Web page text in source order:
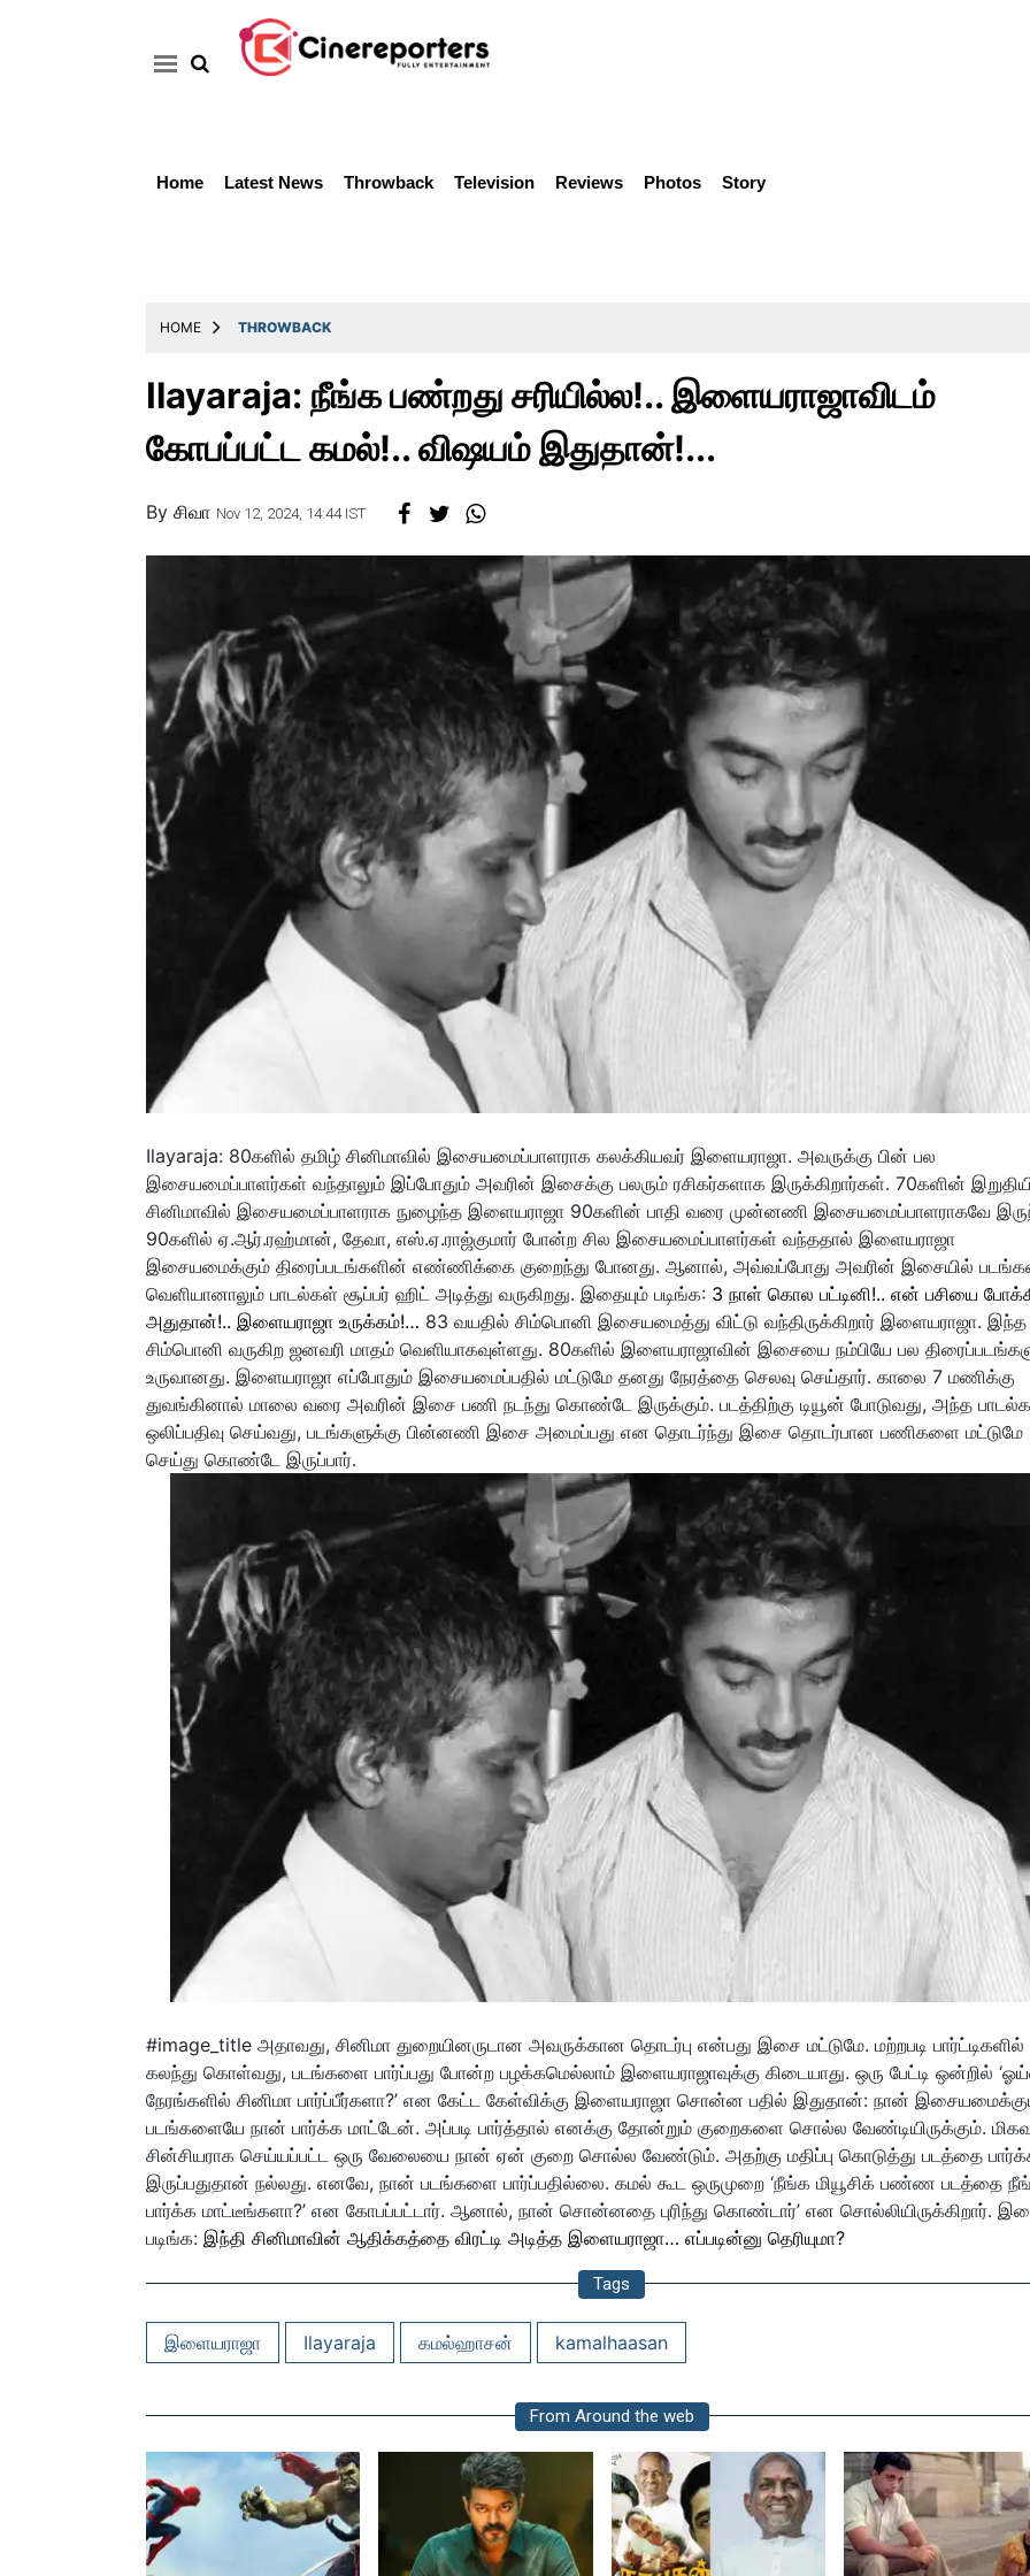
Home Latest News Throwback Television Reviews Photos Story
HOME THROWBACK
Ilayaraja: நீங்க பண்றது சரியில்ல!.. இளையராஜாவிடம்
கோபப்பட்ட கமல்!.. விஷயம் இதுதான்!...
By சிவா Nov 12, 2024, 14:44 IST
Ilayaraja: 80களில் தமிழ் சினிமாவில் இசையமைப்பாளராக கலக்கியவர் இளையராஜா. அவருக்கு பின் பல
இசையமைப்பாளர்கள் வந்தாலும் இப்போதும் அவரின் இசைக்கு பலரும் ரசிகர்களாக இருக்கிறார்கள். 70களின்
சினிமாவில் இசையமைப்பாளராக நுழைந்த இளையராஜா 90களின் பாதி வரை முன்னணி இசையமைப்பாளராகவே
90களில் ஏ.ஆர்.ரஹ்மான், தேவா, எஸ்.ஏ.ராஜ்குமார் போன்ற சில இசையமைப்பாளர்கள் வந்ததால் இளையராஜா
இசையமைக்கும் திரைப்படங்களின் எண்ணிக்கை குறைந்து போனது. ஆனால், அவ்வப்போது அவரின் இசையில்
வெளியானாலும் பாடல்கள் சூப்பர் ஹிட் அடித்து வருகிறது. இதையும் படிங்க: 3 நாள் கொல பட்டினி!.. என் பசியை
அதுதான்!.. இளையராஜா உருக்கம்!… 83 வயதில் சிம்பொனி இசையமைத்து விட்டு வந்திருக்கிறார் இளையராஜா. இந்த
சிம்பொனி வருகிற ஜனவரி மாதம் வெளியாகவுள்ளது. 80களில் இளையராஜாவின் இசையை நம்பியே பல
உருவானது. இளையராஜா எப்போதும் இசையமைப்பதில் மட்டுமே தனது நேரத்தை செலவு செய்தார். காலை 7 மணிக்கு
துவங்கினால் மாலை வரை அவரின் இசை பணி நடந்து கொண்டே இருக்கும். படத்திற்கு டியூன் போடுவது, அந்த
ஒலிப்பதிவு செய்வது, படங்களுக்கு பின்னணி இசை அமைப்பது என தொடர்ந்து இசை தொடர்பான பணிகளை மட்டுமே
செய்து கொண்டே இருப்பார்.
#image_title அதாவது, சினிமா துறையினருடான அவருக்கான தொடர்பு என்பது இசை மட்டுமே. மற்றபடி பார்ட்டிகளில்
கலந்து கொள்வது, படங்களை பார்ப்பது போன்ற பழக்கமெல்லாம் இளையராஜாவுக்கு கிடையாது. ஒரு பேட்டி ஒன்றில்
நேரங்களில் சினிமா பார்ப்பீர்களா?’ என கேட்ட கேள்விக்கு இளையராஜா சொன்ன பதில் இதுதான்: நான்
படங்களையே நான் பார்க்க மாட்டேன். அப்படி பார்த்தால் எனக்கு தோன்றும் குறைகளை சொல்ல வேண்டியிருக்கும்.
சின்சியராக செய்யப்பட்ட ஒரு வேலையை நான் ஏன் குறை சொல்ல வேண்டும். அதற்கு மதிப்பு கொடுத்து படத்தை
இருப்பதுதான் நல்லது. எனவே, நான் படங்களை பார்ப்பதில்லை. கமல் கூட ஒருமுறை ‘நீங்க மியூசிக் பண்ண படத்தை
பார்க்க மாட்டீங்களா?’ என கோபப்பட்டார். ஆனால், நான் சொன்னதை புரிந்து கொண்டார்’ என சொல்லியிருக்கிறார்.
படிங்க: இந்தி சினிமாவின் ஆதிக்கத்தை விரட்டி அடித்த இளையராஜா… எப்படின்னு தெரியுமா?
Tags
இளையராஜா Ilayaraja கமல்ஹாசன் kamalhaasan
From Around the web